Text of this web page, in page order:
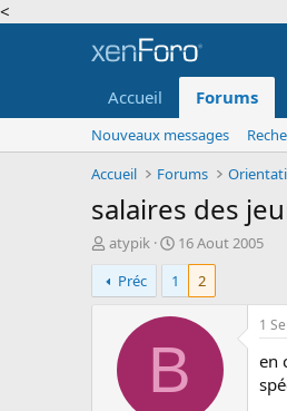
<
Accueil Forums
Nouveaux messages
Accueil
Forums
salaires des
A
u
t
e
atypik
D
a
e
d
d
é
16 Aout 2005
Préc
1 2
B
1
en